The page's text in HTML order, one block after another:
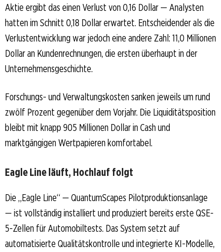
Aktie ergibt das einen Verlust von 0,16 Dollar — Analysten
hatten im Schnitt 0,18 Dollar erwartet. Entscheidender als die
Verlustentwicklung war jedoch eine andere Zahl: 11,0 Millionen
Dollar an Kundenrechnungen, die ersten überhaupt in der
Unternehmensgeschichte.
Forschungs- und Verwaltungskosten sanken jeweils um rund
zwölf Prozent gegenüber dem Vorjahr. Die Liquiditätsposition
bleibt mit knapp 905 Millionen Dollar in Cash und
marktgängigen Wertpapieren komfortabel.
Eagle Line läuft, Hochlauf folgt
Die „Eagle Line“ — QuantumScapes Pilotproduktionsanlage
— ist vollständig installiert und produziert bereits erste QSE-
5-Zellen für Automobiltests. Das System setzt auf
automatisierte Qualitätskontrolle und integrierte KI-Modelle,